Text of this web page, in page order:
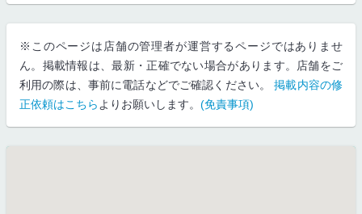
※このページは店舗の管理者が運営するページではありませ
ん。掲載情報は、最新・正確でない場合があります。店舗をご
利用の際は、事前に電話などでご確認ください。掲載内容の修
正依頼はこちら よりお願いします。 (免責事項)